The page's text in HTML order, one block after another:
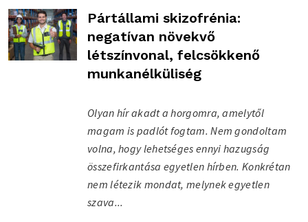
Pártállami skizofrénia:
negatívan növekvő
létszínvonal, felcsökkenő
munkanélküliség
Olyan hír akadt a horgomra, amelytől
magam is padlót fogtam. Nem gondoltam
volna, hogy lehetséges ennyi hazugság
összefirkantása egyetlen hírben. Konkrétan
nem létezik mondat, melynek egyetlen
szava...